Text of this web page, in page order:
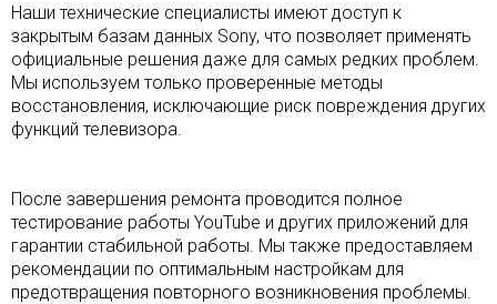
Наши технические специалисты имеют доступ к
закрытым базам данных Sony, что позволяет применять
официальные решения даже для самых редких проблем.
Мы используем только проверенные методы
восстановления, исключающие риск повреждения других
функций телевизора.
После завершения ремонта проводится полное
тестирование работы YouTube и других приложений для
гарантии стабильной работы. Мы также предоставляем
рекомендации по оптимальным настройкам для
предотвращения повторного возникновения проблемы.